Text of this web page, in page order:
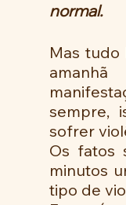
normal.
Mas
sempre,
sofrer
Os fatos
minutos
tipo de